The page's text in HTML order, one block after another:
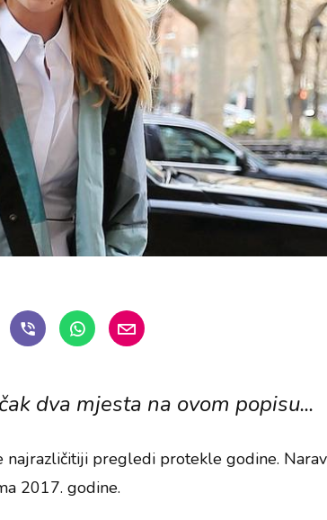
dva mjesta na ovom popisu...
pregledi protekle godine.
2017. godine.